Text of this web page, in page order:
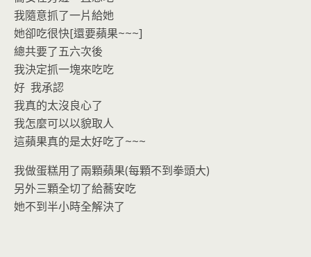
我隨意抓了一片給她
她卻吃很快[還要蘋果~~~]
總共要了五六次後
我決定抓一塊來吃吃
好 我承認
我真的太沒良心了
我怎麼可以以貌取人
這蘋果真的是太好吃了~~~
我做蛋糕用了兩顆蘋果(每顆不到拳頭大)
另外三顆全切了給蕎安吃
她不到半小時全解決了